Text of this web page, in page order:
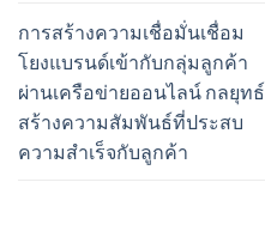
การสร้างความเชื่อมั่นเชื่อม
โยงแบรนด์เข้ากับกลุ่มลูกค้า
ผ่านเครือข่ายออนไลน์ กลยุทธ์
สร้างความสัมพันธ์ที่ประสบ
ความสำเร็จกับลูกค้า